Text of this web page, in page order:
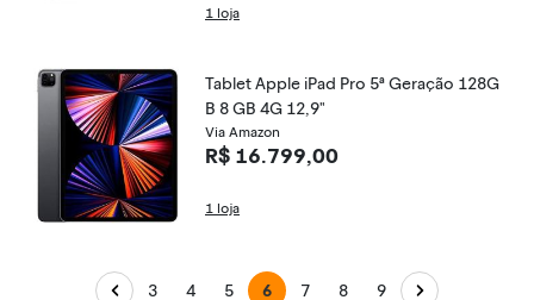
1 loja
Tablet Apple iPad Pro 5ª Geração 128G
B 8 GB 4G 12,9"
Via Amazon
R$ 16.799,00
1 loja
3 4 5 6 7 8 9